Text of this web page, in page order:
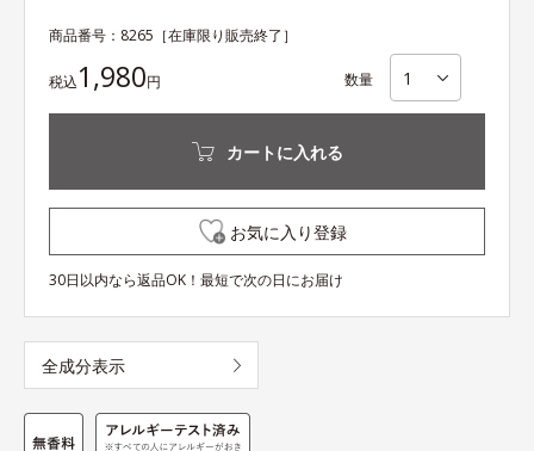
商品番号： 8265 ［在庫限り販売終了］
税込1,980円 数量
カートに入れる
お気に入り登録
30日以内なら返品OK！最短で次の日にお届け
全成分表示